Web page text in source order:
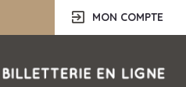
MON COMPTE